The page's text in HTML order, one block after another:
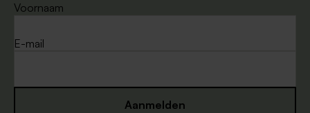
Voornaam
E-mail
Aanmelden